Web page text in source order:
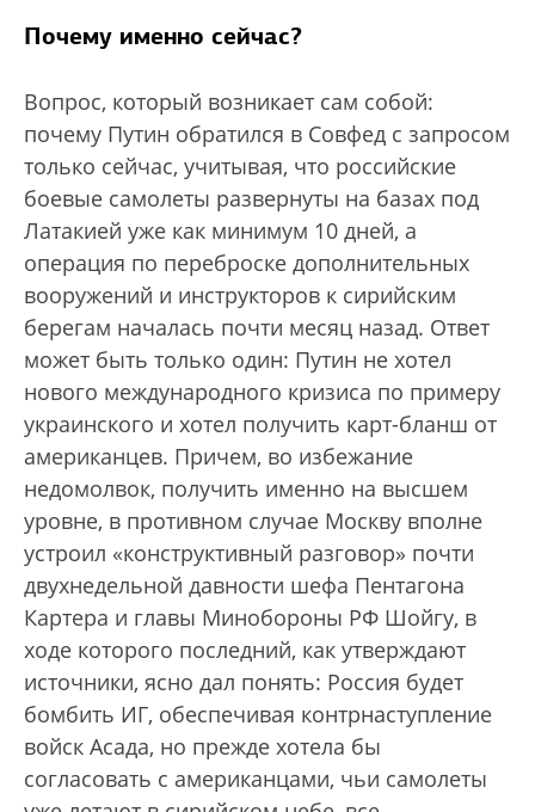
Почему именно сейчас?
Вопрос, который возникает сам собой:
почему Путин обратился в Совфед с запросом
только сейчас, учитывая, что российские
боевые самолеты развернуты на базах под
Латакией уже как минимум 10 дней, а
операция по переброске дополнительных
вооружений и инструкторов к сирийским
берегам началась почти месяц назад. Ответ
может быть только один: Путин не хотел
нового международного кризиса по примеру
украинского и хотел получить карт-бланш от
американцев. Причем, во избежание
недомолвок, получить именно на высшем
уровне, в противном случае Москву вполне
устроил «конструктивный разговор» почти
двухнедельной давности шефа Пентагона
Картера и главы Минобороны РФ Шойгу, в
ходе которого последний, как утверждают
источники, ясно дал понять: Россия будет
бомбить ИГ, обеспечивая контрнаступление
войск Асада, но прежде хотела бы
согласовать с американцами, чьи самолеты